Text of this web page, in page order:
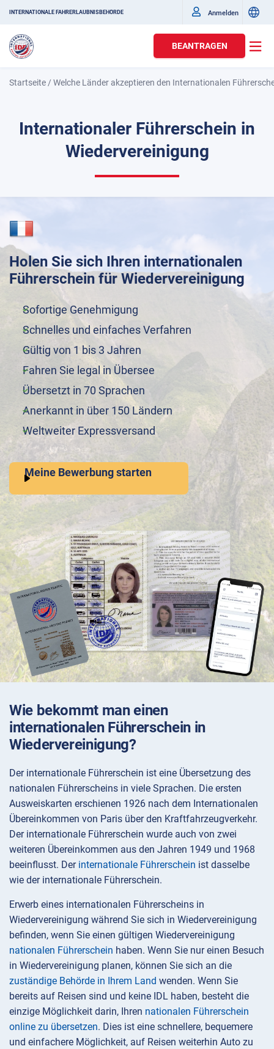
INTERNATIONALE FAHRERLAUBNISBEHÖRDE Anmelden
BEANTRAGEN
Startseite /Welche Länder akzeptieren den Internationalen
Internationaler Führerschein in
Wiedervereinigung
Holen Sie sich Ihren internationalen
Führerschein für Wiedervereinigung
Sofortige Genehmigung
Schnelles und einfaches Verfahren
Gültig von 1 bis 3 Jahren
Fahren Sie legal in Übersee
Übersetzt in 70 Sprachen
Anerkannt in über 150 Ländern
Weltweiter Expressversand
Meine Bewerbung starten
Wie bekommt man einen
internationalen Führerschein in
Wiedervereinigung?
Der internationale Führerschein ist eine Übersetzung des
nationalen Führerscheins in viele Sprachen. Die ersten
Ausweiskarten erschienen 1926 nach dem Internationalen
Übereinkommen von Paris über den Kraftfahrzeugverkehr.
Der internationale Führerschein wurde auch von zwei
weiteren Übereinkommen aus den Jahren 1949 und 1968
beeinflusst. Der internationale Führerschein ist dasselbe
wie der internationale Führerschein.
Erwerb eines internationalen Führerscheins in
Wiedervereinigung während Sie sich in Wiedervereinigung
befinden, wenn Sie einen gültigen Wiedervereinigung
nationalen Führerschein haben. Wenn Sie nur einen Besuch
in Wiedervereinigung planen, können Sie sich an die
zuständige Behörde in Ihrem Land wenden. Wenn Sie
bereits auf Reisen sind und keine IDL haben, besteht die
einzige Möglichkeit darin, Ihren nationalen Führerschein
online zu übersetzen. Dies ist eine schnellere, bequemere
und einfachere Möglichkeit, auf Reisen weiterhin Auto zu